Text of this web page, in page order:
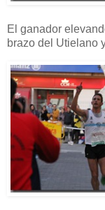
El ganador
brazo del Utielano